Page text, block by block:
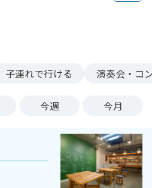
子連れで行ける 演奏会・コ
今週 今月